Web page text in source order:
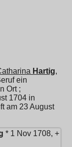
Hartig,
ein
Ort ;
1704 in
am 23 August
* 1 Nov 1708, +